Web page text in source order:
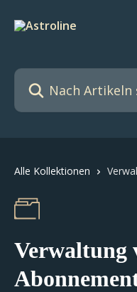
Nach Artikeln suchen …
Alle Kollektionen
Verwaltung